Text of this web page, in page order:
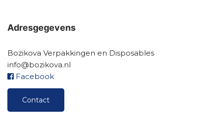
Adresgegevens
Bozikova Verpakkingen en Disposables
info@bozikova.nl
Facebook
Contact